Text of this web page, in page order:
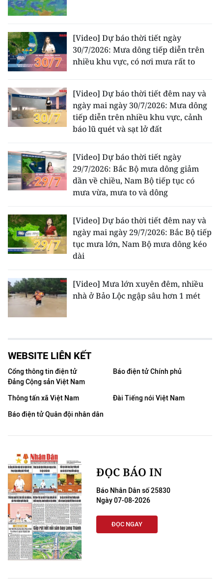
[Video] Dự báo thời tiết ngày
30/7/2026: Mưa dông tiếp diễn trên
nhiều khu vực, có nơi mưa rất to
[Video] Dự báo thời tiết đêm nay và
ngày mai ngày 30/7/2026: Mưa dông
tiếp diễn trên nhiều khu vực, cảnh
báo lũ quét và sạt lở đất
[Video] Dự báo thời tiết ngày
29/7/2026: Bắc Bộ mưa dông giảm
dần về chiều, Nam Bộ tiếp tục có
mưa vừa, mưa to và dông
[Video] Dự báo thời tiết đêm nay và
ngày mai ngày 29/7/2026: Bắc Bộ tiếp
tục mưa lớn, Nam Bộ mưa dông kéo
dài
[Video] Mưa lớn xuyên đêm, nhiều
nhà ở Bảo Lộc ngập sâu hơn 1 mét
WEBSITE LIÊN KẾT
Cổng thông tin điện tử
Đảng Cộng sản Việt Nam
Báo điện tử Chính phủ
Thông tấn xã Việt Nam
Đài Tiếng nói Việt Nam
Báo điện tử Quân đội nhân dân
ĐỌC BÁO IN
Báo Nhân Dân số 25830
Ngày 07-08-2026
ĐỌC NGAY